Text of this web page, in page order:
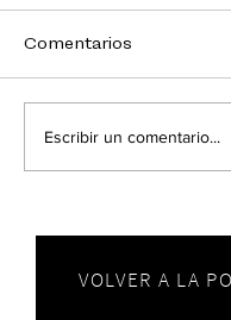
Comentarios
Escribir un comentario...
VOLVER A LA